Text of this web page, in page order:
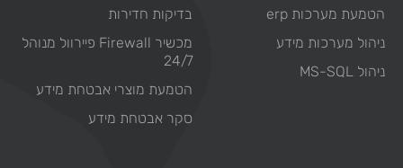
הטמעת מערכות erp
ניהול מערכות מידע
ניהול MS-SQL
בדיקות חדירות
מכשיר Firewall פיירוול מנוהל
24/7
הטמעת מוצרי אבטחת מידע
סקר אבטחת מידע